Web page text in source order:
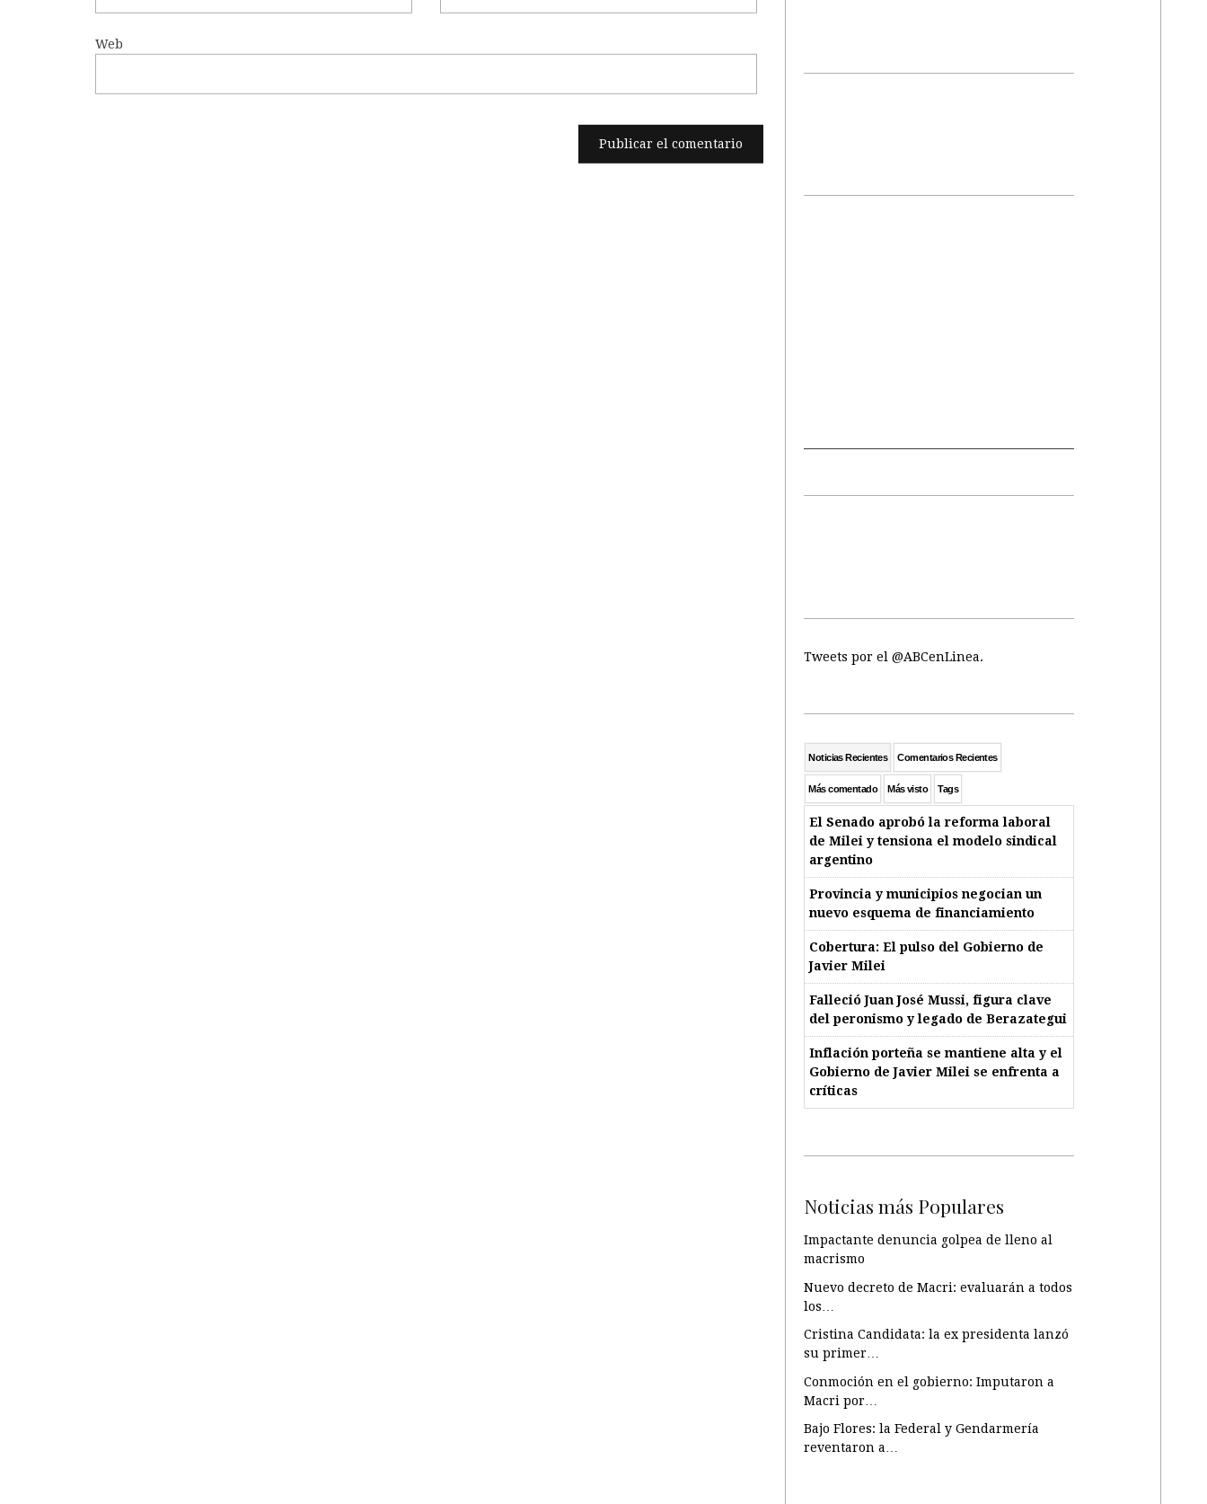
Web
Tweets por el @ABCenLinea.
Noticias Recientes Comentarios Recientes
Más comentado Más visto Tags
El Senado aprobó la reforma laboral
de Milei y tensiona el modelo sindical
argentino
Provincia y municipios negocian un
nuevo esquema de financiamiento
Cobertura: El pulso del Gobierno de
Javier Milei
Falleció Juan José Mussi, figura clave
del peronismo y legado de Berazategui
Inflación porteña se mantiene alta y el
Gobierno de Javier Milei se enfrenta a
críticas
Noticias más Populares
Impactante denuncia golpea de lleno al
macrismo
Nuevo decreto de Macri: evaluarán a todos
los…
Cristina Candidata: la ex presidenta lanzó
su primer…
Conmoción en el gobierno: Imputaron a
Macri por…
Bajo Flores: la Federal y Gendarmería
reventaron a…